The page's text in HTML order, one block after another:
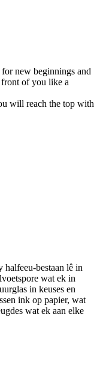
new beginnings and
of you like a
will reach the top with
halfeeu-bestaan lê in
wat ek in
in keuses en
ink op papier, wat
wat ek aan elke